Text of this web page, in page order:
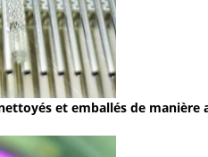
et emballés de